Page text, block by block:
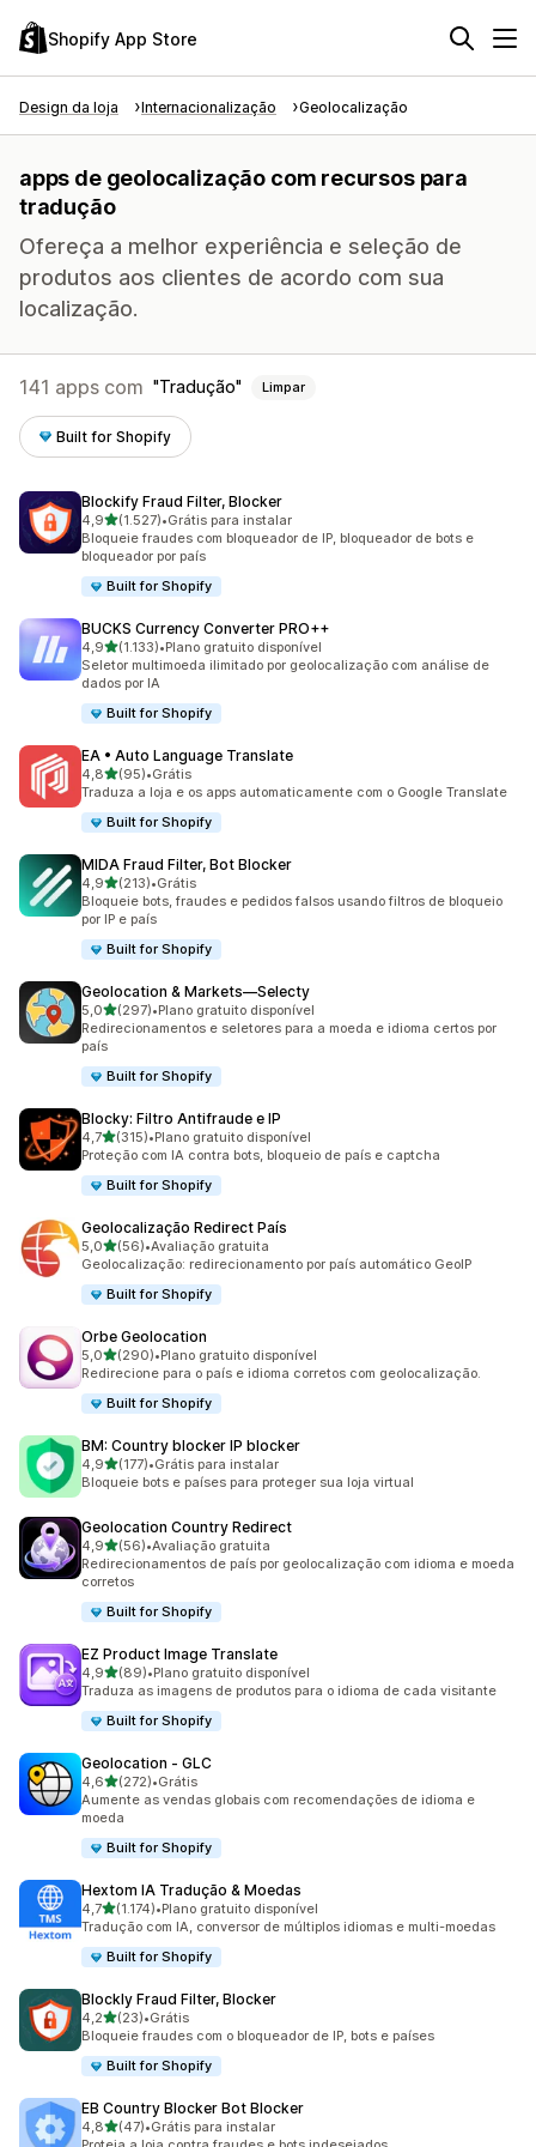
Shopify App Store
Design da loja Internacionalização Geolocalização
apps de geolocalização com recursos para
tradução
Ofereça a melhor experiência e seleção de
produtos aos clientes de acordo com sua
localização.
141 apps com Tradução Limpar
Built for Shopify
Blockify Fraud Filter, Blocker
4,9de 5 estrelas
(1.527)
1527 avaliações ao todo
•Grátis para instalar
Bloqueie fraudes com bloqueador de IP, bloqueador de bots e
bloqueador por país
Built for Shopify
BUCKS Currency Converter PRO++
4,9de 5 estrelas
(1.133)
1133 avaliações ao todo
•Plano gratuito disponível
Seletor multimoeda ilimitado por geolocalização com análise de
dados por IA
Built for Shopify
EA • Auto Language Translate
4,8de 5 estrelas
(95)
95 avaliações ao todo
•Grátis
Traduza a loja e os apps automaticamente com o Google Translate
Built for Shopify
MIDA Fraud Filter, Bot Blocker
4,9de 5 estrelas
(213)
213 avaliações ao todo
•Grátis
Bloqueie bots, fraudes e pedidos falsos usando filtros de bloqueio
por IP e país
Built for Shopify
Geolocation & Markets—Selecty
5,0de 5 estrelas
(297)
297 avaliações ao todo
•Plano gratuito disponível
Redirecionamentos e seletores para a moeda e idioma certos por
país
Built for Shopify
Blocky: Filtro Antifraude e IP
4,7de 5 estrelas
(315)
315 avaliações ao todo
•Plano gratuito disponível
Proteção com IA contra bots, bloqueio de país e captcha
Built for Shopify
Geolocalização Redirect País
5,0de 5 estrelas
(56)
56 avaliações ao todo
•Avaliação gratuita
Geolocalização: redirecionamento por país automático GeoIP
Built for Shopify
Orbe Geolocation
5,0de 5 estrelas
(290)
290 avaliações ao todo
•Plano gratuito disponível
Redirecione para o país e idioma corretos com geolocalização.
Built for Shopify
BM: Country blocker IP blocker
4,9de 5 estrelas
(177)
177 avaliações ao todo
•Grátis para instalar
Bloqueie bots e países para proteger sua loja virtual
Geolocation Country Redirect
4,9de 5 estrelas
(56)
56 avaliações ao todo
•Avaliação gratuita
Redirecionamentos de país por geolocalização com idioma e moeda
corretos
Built for Shopify
EZ Product Image Translate
4,9de 5 estrelas
(89)
89 avaliações ao todo
•Plano gratuito disponível
Traduza as imagens de produtos para o idioma de cada visitante
Built for Shopify
Geolocation ‑ GLC
4,6de 5 estrelas
(272)
272 avaliações ao todo
•Grátis
Aumente as vendas globais com recomendações de idioma e
moeda
Built for Shopify
Hextom IA Tradução & Moedas
4,7de 5 estrelas
(1.174)
1174 avaliações ao todo
•Plano gratuito disponível
Tradução com IA, conversor de múltiplos idiomas e multi-moedas
Built for Shopify
Blockly Fraud Filter, Blocker
4,2de 5 estrelas
(23)
23 avaliações ao todo
•Grátis
Bloqueie fraudes com o bloqueador de IP, bots e países
Built for Shopify
EB Country Blocker Bot Blocker
4,8de 5 estrelas
(47)
47 avaliações ao todo
•Grátis para instalar